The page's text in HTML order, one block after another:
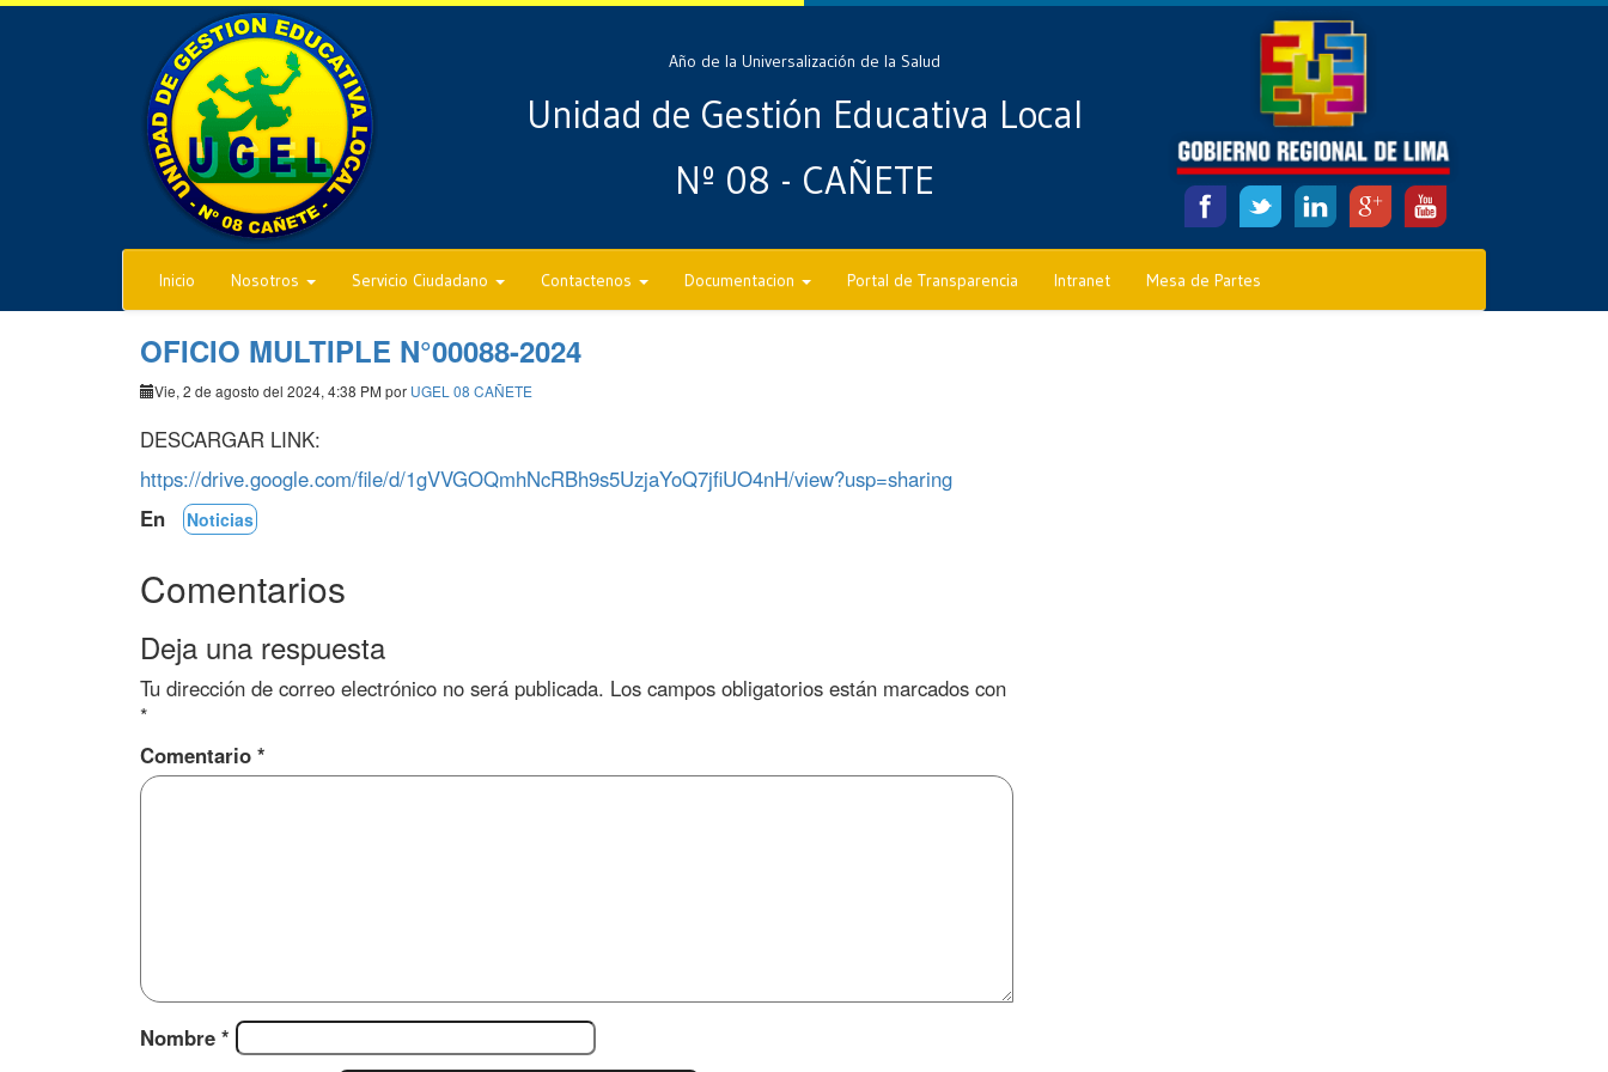
Año de la Universalización de la Salud
Unidad de Gestión Educativa Local
Nº 08 - CAÑETE
Inicio Nosotros Servicio Ciudadano Contactenos Documentacion Portal de Transparencia Intranet Mesa de Partes
OFICIO MULTIPLE N°00088-2024
Vie, 2 de agosto del 2024, 4:38 PM por UGEL 08 CAÑETE
DESCARGAR LINK:
https://drive.google.com/file/d/1gVVGOQmhNcRBh9s5UzjaYoQ7jfiUO4nH/view?usp=sharing
En
Noticias
Comentarios
Deja una respuesta
Tu dirección de correo electrónico no será publicada. Los campos obligatorios están marcados con
*
Comentario *
Nombre *